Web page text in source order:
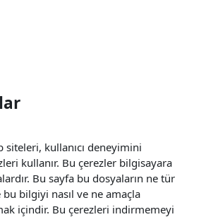
kullanıcı deneyimini
kullanır. Bu çerezler bilgisayara
Bu sayfa bu dosyaların ne tür
bu bilgiyi nasıl ve ne amaçla
içindir. Bu çerezleri indirmemeyi